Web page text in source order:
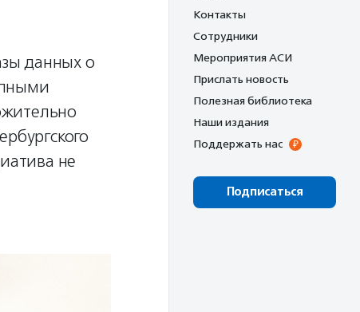
данных о
не
Контакты
Сотрудники
Мероприятия АСИ
Прислать новость
Полезная библиотека
Наши издания
Поддержать нас
Подписаться